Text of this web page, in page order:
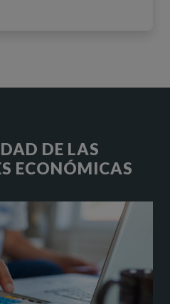
DE LAS
ECONÓMICAS